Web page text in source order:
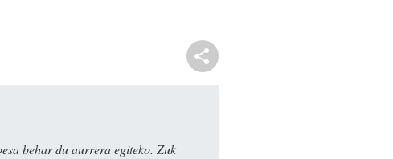
behar du aurrera egiteko. Zuk